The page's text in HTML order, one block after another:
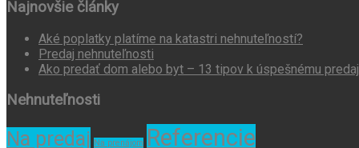
Najnovšie články
Aké poplatky platíme na katastri nehnuteľností?
Predaj nehnuteľnosti
Ako predať dom alebo byt – 13 tipov k úspešnému
Nehnuteľnosti
Na predaj Na prenájom Referencie